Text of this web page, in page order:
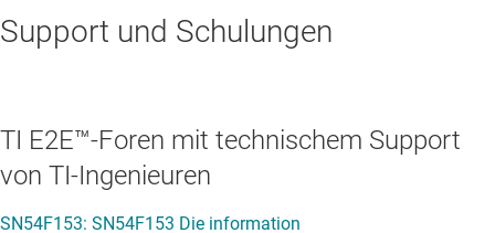
Support und Schulungen
TI E2E™-Foren mit technischem Support
von TI-Ingenieuren